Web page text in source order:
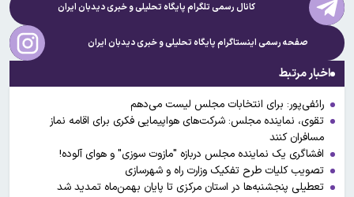
کانال رسمی تلگرام پایگاه تحلیلی و خبریدیدبان ایران
صفحه رسمی اینستاگرام پایگاه تحلیلی و خبریدیدبان ایران
اخبار مرتبط
رائفی‌پور: برای انتخابات مجلس لیست می‌دهم
تقوی، نماینده مجلس: شرکت‌های هواپیمایی فکری برای اقامه نماز
مسافران کنند
افشاگری یک نماینده مجلس دربازه "مازوت سوزی" و هوای آلوده!
تصویب کلیات طرح تفکیک وزارت راه و شهرسازی
تعطیلی پنجشنبه‌ها در استان مرکزی تا پایان بهمن‌ماه تمدید شد